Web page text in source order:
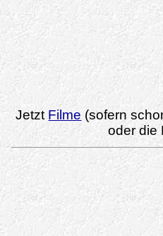
Jetzt Filme (sofern
oder die